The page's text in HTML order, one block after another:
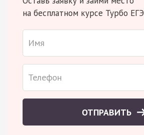
на бесплатном курсе Турбо ЕГЭ
ОТПРАВИТЬ